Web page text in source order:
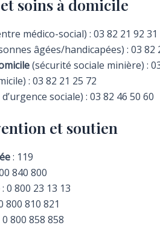
soins à domicile
médico-social) : 03 82 21 92 31
âgées/handicapées) : 03 82
(sécurité sociale minière) :
: 03 82 21 25 72
sociale) : 03 82 46 50 60
et soutien
: 119
840 800
: 0 800 23 13 13
800 810 821
0 800 858 858